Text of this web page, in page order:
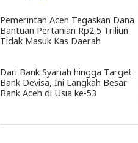
Pemerintah Aceh Tegaskan Dana
Bantuan Pertanian Rp2,5 Triliun
Tidak Masuk Kas Daerah
Dari Bank Syariah hingga Target
Bank Devisa, Ini Langkah Besar
Bank Aceh di Usia ke-53